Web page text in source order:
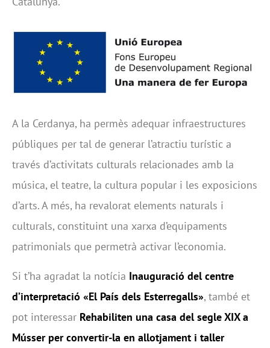
A la Cerdanya, ha permès adequar infraestructures
públiques per tal de generar l’atractiu turístic a
través d’activitats culturals relacionades amb la
música, el teatre, la cultura popular i les exposicions
d’arts. A més, ha revalorat elements naturals i
culturals, constituint una xarxa d’equipaments
patrimonials que permetrà activar l’economia.
Si t’ha agradat la notícia Inauguració del centre
d’interpretació «El País dels Esterregalls», també et
pot interessar Rehabiliten una casa del segle XIX a
Músser per convertir-la en allotjament i taller